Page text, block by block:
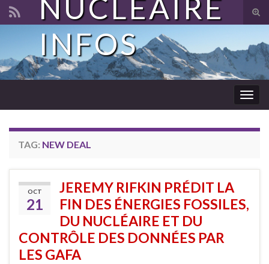
Search for:
NUCLÉAIRE
INFOS
TAG: NEW DEAL
OCT
21
JEREMY RIFKIN PRÉDIT LA
FIN DES ÉNERGIES FOSSILES,
DU NUCLÉAIRE ET DU
CONTRÔLE DES DONNÉES PAR
LES GAFA